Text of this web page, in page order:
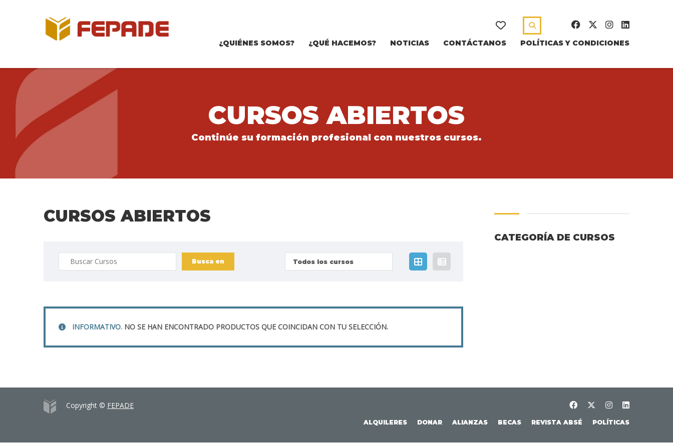
¿QUIÉNES SOMOS? ¿QUÉ HACEMOS? NOTICIAS CONTÁCTANOS POLÍTICAS Y CONDICIONES
CURSOS ABIERTOS
Continúe su formación profesional con nuestros cursos.
CURSOS ABIERTOS
Buscar: Todos los cursos
INFORMATIVO. NO SE HAN ENCONTRADO PRODUCTOS QUE COINCIDAN CON TU SELECCIÓN.
CATEGORÍA DE CURSOS
Copyright © FEPADE
ALQUILERES DONAR ALIANZAS BECAS REVISTA ABSÉ POLÍTICAS